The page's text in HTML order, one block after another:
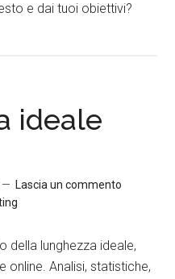
e dai tuoi obiettivi?
ideale
Lascia un commento
della lunghezza ideale,
online. Analisi, statistiche,